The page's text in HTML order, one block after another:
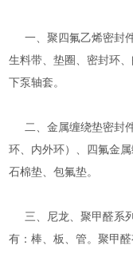
一、聚四氟乙烯密封件
生料带、垫圈、密封环
下泵轴套。
二、金属缠绕垫密封
环、内外环）、四氟金
石棉垫、包氟垫。
三、尼龙、聚甲醛系
有：棒、板、管。聚甲